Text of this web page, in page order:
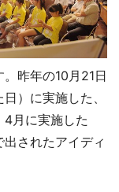
昨年の10月21日
）に実施した、
月に実施した
出されたアイディ